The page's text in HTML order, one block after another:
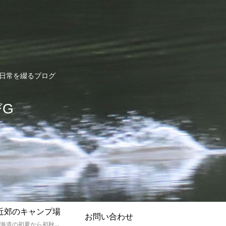
常を綴るブログ
郊のキャンプ場
孫達と北海道の初夏から初秋にかけてキャンプに出かけます。キャンプ場情報だったり料理だったり花火や遊びに虫取りとまさに「やっちゃえ！えびG」やりたい放題のブログです。
お問い合わせ